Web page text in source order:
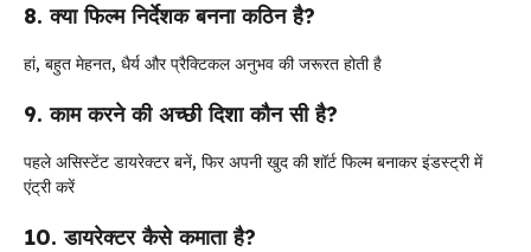
8. क्या फिल्म निर्देशक बनना कठिन है?
हां, बहुत मेहनत, धैर्य और प्रैक्टिकल अनुभव की जरूरत होती है
9. काम करने की अच्छी दिशा कौन सी है?
पहले असिस्टेंट डायरेक्टर बनें, फिर अपनी खुद की शॉर्ट फिल्म बनाकर इंडस्ट्री में
एंट्री करें
10. डायरेक्टर कैसे कमाता है?